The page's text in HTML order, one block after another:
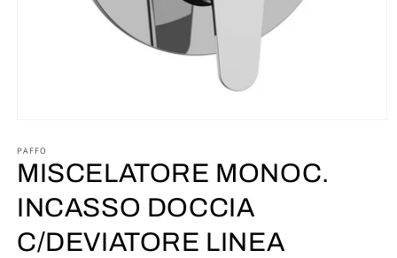
multimediali
1
in
modale
PAFFO
MISCELATORE MONOC.
INCASSO DOCCIA
C/DEVIATORE LINEA